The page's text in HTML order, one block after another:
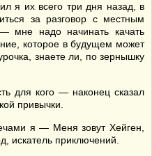
я их всего три дня назад, в
за разговор с местным
надо начинать качать
которое в будущем может
знаете ли, по зернышку
для кого — наконец сказал
привычки.
я — Меня зовут Хейген,
искатель приключений.